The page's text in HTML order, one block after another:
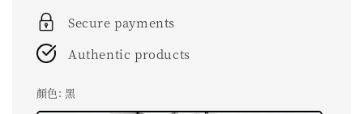
Secure payments
Authentic products
顏色: 黑